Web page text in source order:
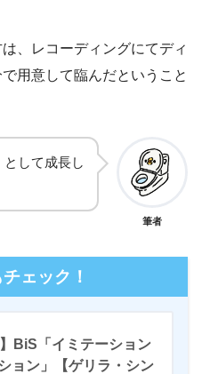
、レコーディングにてディ
用意して臨んだということ
として成長し
筆者
ェック！
】BiS「イミテーション
ョン」【ゲリラ・シン